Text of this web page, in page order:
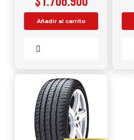
Añadir al carrito